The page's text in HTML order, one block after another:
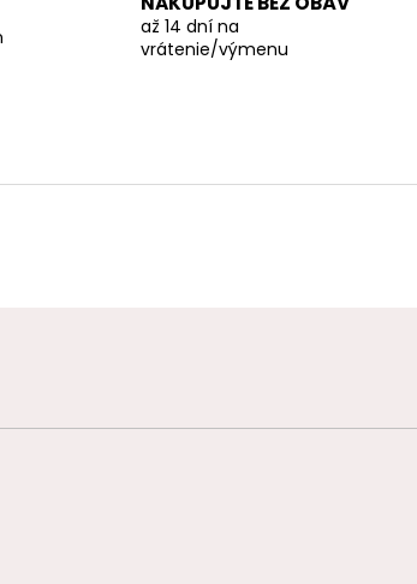
až 14 dní na
vrátenie/výmenu